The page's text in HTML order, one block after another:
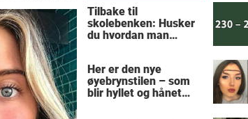
Tilbake til
skolebenken: Husker
du hvordan man
Her er den nye
øyebrynstilen – som
blir hyllet og hånet